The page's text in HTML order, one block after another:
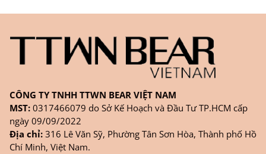
CÔNG TY TNHH TTWN BEAR VIỆT NAM
MST: 0317466079 do Sở Kế Hoạch và Đầu Tư TP.HCM cấp
ngày 09/09/2022
Địa chỉ: 316 Lê Văn Sỹ, Phường Tân Sơn Hòa, Thành phố Hồ
Chí Minh, Việt Nam.